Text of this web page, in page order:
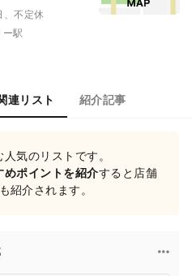
、不定休
駅
連リスト 紹介記事
人気のリストです。
めポイントを紹介すると店舗
紹介されます。